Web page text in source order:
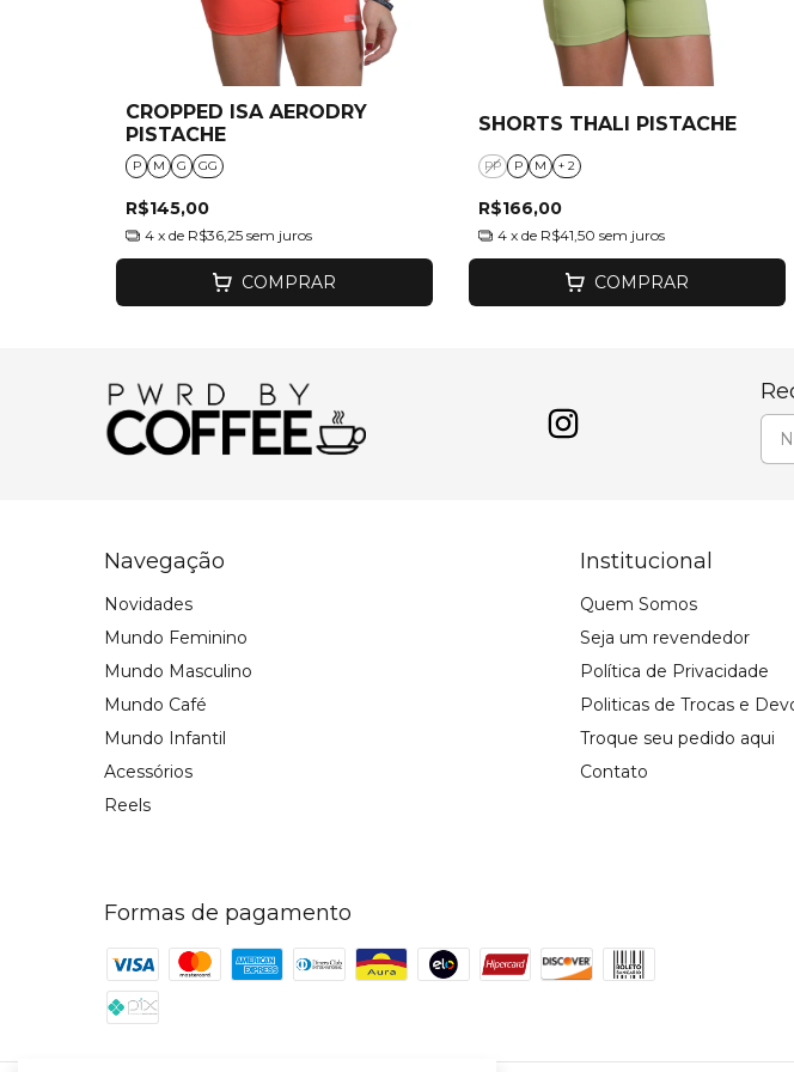
CROPPED ISA AERODRY
PISTACHE
P M G GG
R$145,00
4 x de R$36,25 sem juros
COMPRAR
SHORTS THALI PISTACHE
PP P M + 2
R$166,00
4 x de R$41,50 sem juros
COMPRAR
Navegação
Novidades
Mundo Feminino
Mundo Masculino
Mundo Café
Mundo Infantil
Acessórios
Reels
Institucional
Quem Somos
Seja um revendedor
Política de Privacidade
Politicas de Trocas e
Troque seu pedido aqui
Contato
Formas de pagamento